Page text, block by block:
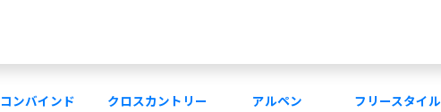
コンバインド クロスカントリー アルペン フリースタイル